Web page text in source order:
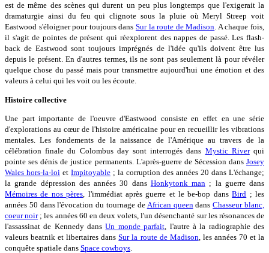
est de même des scènes qui durent un peu plus longtemps que l'exigerait la
dramaturgie ainsi du feu qui clignote sous la pluie où Meryl Streep voit
Eastwood s'éloigner pour toujours dans Sur la route de Madison. A chaque fois,
il s'agit de pointes de présent qui réexplorent des nappes de passé. Les flash-
back de Eastwood sont toujours imprégnés de l'idée qu'ils doivent être lus
depuis le présent. En d'autres termes, ils ne sont pas seulement là pour révéler
quelque chose du passé mais pour transmettre aujourd'hui une émotion et des
valeurs à celui qui les voit ou les écoute.
Histoire collective
Une part importante de l'oeuvre d'Eastwood consiste en effet en une série
d'explorations au cœur de l'histoire américaine pour en recueillir les vibrations
mentales. Les fondements de la naissance de l'Amérique au travers de la
célébration finale du Colombus day sont interrogés dans Mystic Riverqui
pointe ses dénis de justice permanents. L'après-guerre de Sécession dans Josey
Wales hors-la-loi et Impitoyable ; la corruption des années 20 dans L'échange;
la grande dépression des années 30 dans Honkytonk man ; la guerre dans
Mémoires de nos pères , l'immédiat après guerre et le be-bop dansBird ; les
années 50 dans l'évocation du tournage de African queen dansChasseur blanc,
coeur noir; les années 60 en deux volets, l'un désenchanté sur les résonances de
l'assassinat de Kennedy dansUn monde parfait , l'autre à la radiographie des
valeurs beatnik et libertaires dansSur la route de Madison , les années 70 et la
conquête spatiale dans Space cowboys